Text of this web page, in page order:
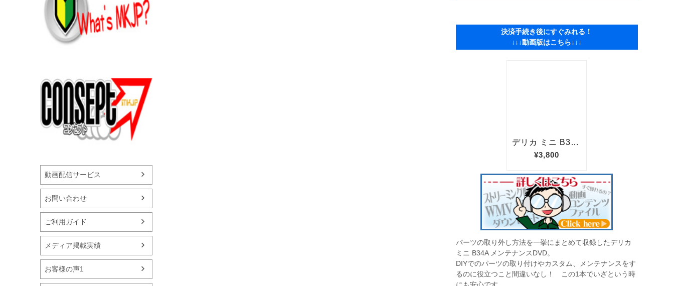
動画配信サービス
お問い合わせ
ご利用ガイド
メディア掲載実績
お客様の声1
決済手続き後にすぐみれる！
↓↓↓動画版はこちら↓↓↓
パーツの取り外し方法を一挙にまとめて収録したデリカ
ミニ B34A メンテナンスDVD。
DIYでのパーツの取り付けやカスタム、メンテナンスをす
るのに役立つこと間違いなし！ この1本でいざという時